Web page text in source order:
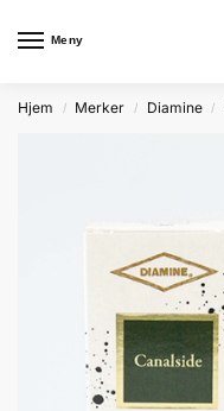
Meny
Hjem / Merker / Diamine /